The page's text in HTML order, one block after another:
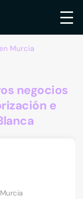
Murcia
negocios
e